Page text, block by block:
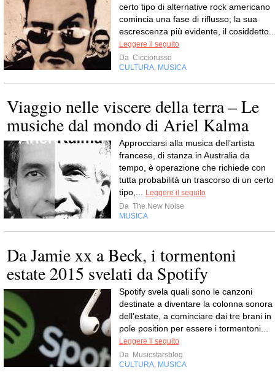
certo tipo di alternative rock americano
comincia una fase di riflusso; la sua
escrescenza più evidente, il
Leggere il seguito
Da Cicciorusso
CULTURA MUSICA
Viaggio nelle viscere della terra – Le
musiche dal mondo di Ariel Kalma
Approcciarsi alla musica dell’artista
francese, di stanza in Australia da
tempo, è operazione che richiede con
tutta probabilità un trascorso di un certo
tipo,...
Leggere il seguito
Da The New Noise
MUSICA
Da Jamie xx a Beck, i tormentoni
estate 2015 svelati da Spotify
Spotify svela quali sono le canzoni
destinate a diventare la colonna sonora
dell’estate, a cominciare dai tre brani in
pole position per essere i tormentoni...
Leggere il seguito
Da Musicstarsblog
CULTURA MUSICA